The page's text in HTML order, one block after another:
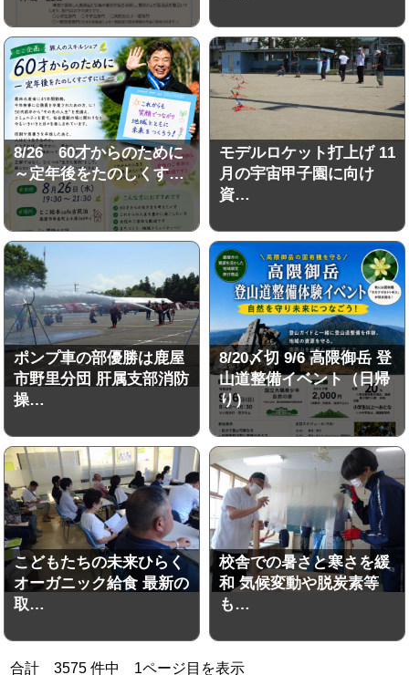
8/26 60才からのために
～定年後をたのしくす…
モデルロケット打上げ 11
月の宇宙甲子園に向け
資…
ポンプ車の部優勝は鹿屋
市野里分団 肝属支部消防
操…
8/20〆切 9/6 高隈御岳 登
山道整備イベント（日帰
り）
こどもたちの未来ひらく
オーガニック給食 最新の
取…
校舎での暑さと寒さを緩
和 気候変動や脱炭素等
も…
合計3575 件中 1ページ目を表示